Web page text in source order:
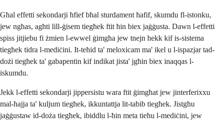
Għal effetti sekondarji ħfief bħal sturdament ħafif, skumdu fl-istonku,
jew ngħas, agħti lill-ġisem tiegħek ftit ħin biex jaġġusta. Dawn l-effetti
spiss jitjiebu fi żmien l-ewwel ġimgħa jew tnejn hekk kif is-sistema
tiegħek tidra l-mediċini. It-teħid ta' meloxicam ma' ikel u l-ispazjar tad-
dożi tiegħek ta' gabapentin kif indikat jista' jgħin biex inaqqas l-
iskumdu.
Jekk l-effetti sekondarji jippersistu wara ftit ġimgħat jew jinterferixxu
mal-ħajja ta' kuljum tiegħek, ikkuntattja lit-tabib tiegħek. Jistgħu
jaġġustaw id-doża tiegħek, ibiddlu l-ħin meta tieħu l-mediċini, jew